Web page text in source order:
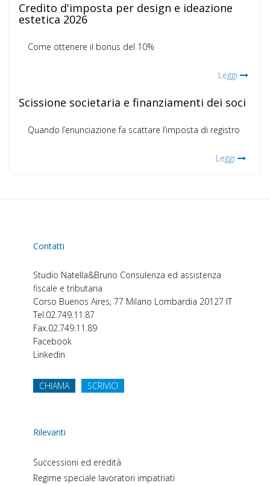
Credito d'imposta per design e ideazione
estetica 2026
Come ottenere il bonus del 10%
Leggi
Scissione societaria e finanziamenti dei soci
Quando l’enunciazione fa scattare l’imposta di registro
Leggi
Contatti
Studio Natella&Bruno Consulenza ed assistenza
fiscale e tributaria
Corso Buenos Aires, 77 Milano Lombardia 20127 IT
Tel.02.749.11.87
Fax.02.749.11.89
Facebook
Linkedin
CHIAMA SCRIVICI
Rilevanti
Successioni ed eredità
Regime speciale lavoratori impatriati